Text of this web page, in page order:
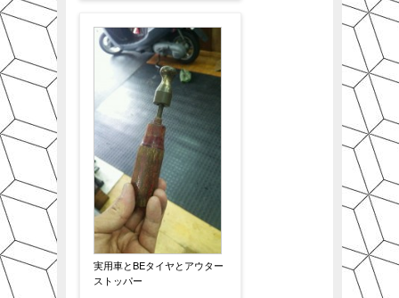
実用車とBEタイヤとアウター
ストッパー